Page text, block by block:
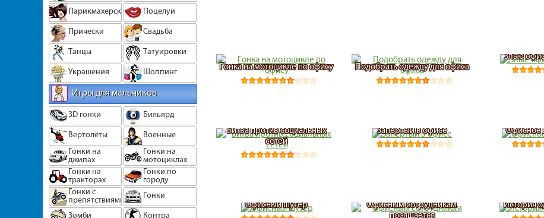
Парикмахерская
Поцелуи
Прически
Свадьба
Танцы
Татуировки
Украшения
Шоппинг
Игры для мальчиков
3D гонки
Бильярд
Вертолёты
Военные
Гонки на
джипах
Гонки на
мотоциклах
Гонки на
тракторах
Гонки по
городу
Гонки с
препятствиями
Гонки
Зомби
Контра
Гонка на мотоцикле по офису Подобрать одежду для офиса
Злые
Битва против социальных
сетей
Запертый в офисе Офисное
Офисный шутер
Офисным сотрудникам
посящается
История